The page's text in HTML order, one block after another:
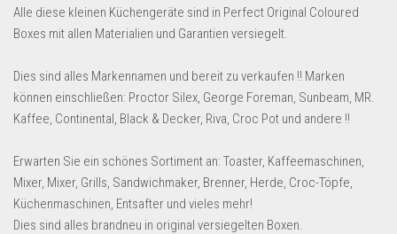
Schuhe & Accessoires
Sport & Freizeit
Uhren & Schmuck
Wohnen & Einrichten
Restposten-Angebote
Restposten für Privatpersonen
eBay Restposten kaufen
Sonderposten-Angebote
Alle diese kleinen Küchengeräte sind in Perfect Original Coloured
Boxes mit allen Materialien und Garantien versiegelt.
Dies sind alles Markennamen und bereit zu verkaufen !! Marken
können einschließen: Proctor Silex, George Foreman, Sunbeam, MR.
Kaffee, Continental, Black & Decker, Riva, Croc Pot und andere !!
Erwarten Sie ein schönes Sortiment an: Toaster, Kaffeemaschinen,
Mixer, Mixer, Grills, Sandwichmaker, Brenner, Herde, Croc-Töpfe,
Küchenmaschinen, Entsafter und vieles mehr!
Dies sind alles brandneu in original versiegelten Boxen.